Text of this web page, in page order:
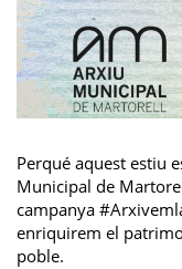
Perqué aquest estiu
Municipal de
campanya
enriquirem el
poble.